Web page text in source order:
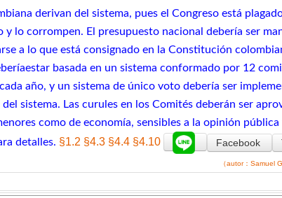
derivan del sistema, pues el Congreso está
lo corrompen. El presupuesto nacional debería ser
a lo que está consignado en la Constitución
basada en un sistema conformado por 12
año, y un sistema de único voto debería ser
sistema. Las curules en los Comités deberán ser
como de economía, sensibles a la opinión
detalles. §1.2 §4.3 §4.4 §4.10 Facebook
（autor：Samuel